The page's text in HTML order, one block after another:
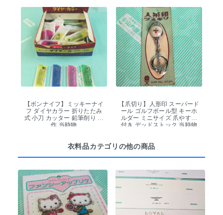
【ボンナイフ】ミッキーナイ
フ ダイヤカラー 折りたたみ
式 小刀 カッター 鉛筆削り 工
作 当時物
【爪切り】人形印 スーパード
ール ゴルフボール型 キーホ
ルダー ミニサイズ 爪やすり
付き デッドストック 当時物
衣料品カテゴリの他の商品